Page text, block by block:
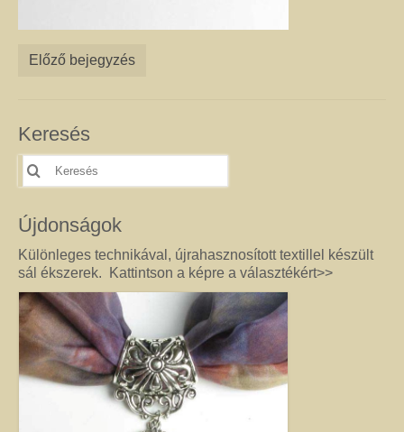
szépségük, egyediségük és gyógyító hatásuk. Az szett elemeit az egyes
találja. Nem csak önmagának adhat harmóniát! Szeretteit is
kedvelt színekhez illő egyedi vagy kis szériás Harmónia ékszer garantáltan
örömöt szerez.
Drót ékszer
egyéniség sem. A kőbefoglalással készült ékszernél nem csak a kő színe és
alkotás közben derül ki, hogy mit kíván a kő, és hogyan lehet biztossá tenni
a foglalatot.) Még akkor sem tudom garantálni, hogy az adott modellből
készült darabok egyformák lesznek, ha a kövek ugyanolyan formára
csiszoltak. A drót sosem hajlik egyformán. (Többek között ettől és az alkotói
fantáziától egyedi a kézműves Harmónia Ékszer.) A kőbefoglalásos
ékszereket gondosan válogatott valódi ásvány, féldrágakő, kristály
felhasználásával készítem, így a gyógyító kövek minden vélt vagy tapasztalt
pozitív hatásával rendelkeznek. (Néha gyöngy, strassz vagy fém díszítést is
alkalmazok, hogy a végeredmény még egyedibb legyen. Sőt, ásvány nélkül,
csak drót felhasználásával is tudok szépséget alkotni. Ezt később mutatom
Előző bejegyzés
Keresés
Keresés
erre:
Újdonságok
Különleges technikával, újrahasznosított textillel készült
sál ékszerek. Kattintson a képre a választékért>>